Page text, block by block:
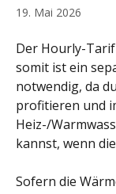
19. Mai 2026
Der Hourly-
somit ist ein
notwendig, da
profitieren und
Heiz-/
kannst, wenn
Sofern die